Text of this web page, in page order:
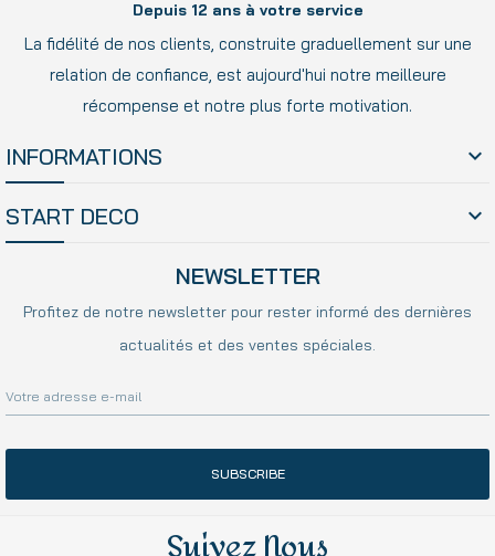
Depuis 12 ans à votre service
La fidélité de nos clients, construite graduellement sur une
relation de confiance, est aujourd'hui notre meilleure
récompense et notre plus forte motivation.
INFORMATIONS 
START DECO 
NEWSLETTER
Profitez de notre newsletter pour rester informé des dernières
actualités et des ventes spéciales.
SUBSCRIBE